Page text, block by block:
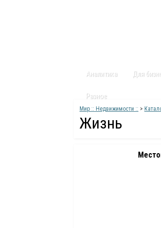
Аналитика Для
Разное
Мир :: Недвижимости :: >
Жизнь